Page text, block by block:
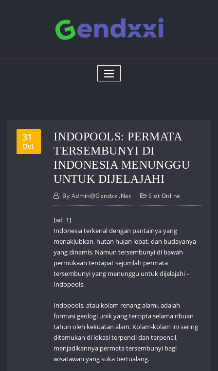
31
Oct
INDOPOOLS: PERMATA
TERSEMBUNYI DI
INDONESIA MENUNGGU
UNTUK DIJELAJAHI
By Admin@gendxxi.net Slot Online
[ad_1]
Indonesia terkenal dengan pantainya yang
menakjubkan, hutan hujan lebat, dan budayanya
yang dinamis. Namun tersembunyi di bawah
permukaan terdapat sejumlah permata
tersembunyi yang menunggu untuk dijelajahi –
Indopools.
Indopools, atau kolam renang alami, adalah
formasi geologi unik yang tercipta selama ribuan
tahun oleh kekuatan alam. Kolam-kolam ini sering
ditemukan di lokasi terpencil dan terpencil,
menjadikannya permata tersembunyi bagi
wisatawan yang suka bertualang.